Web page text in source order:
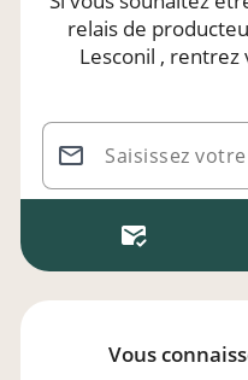
relais de
Lesconil , rentrez
Saisissez
Vous